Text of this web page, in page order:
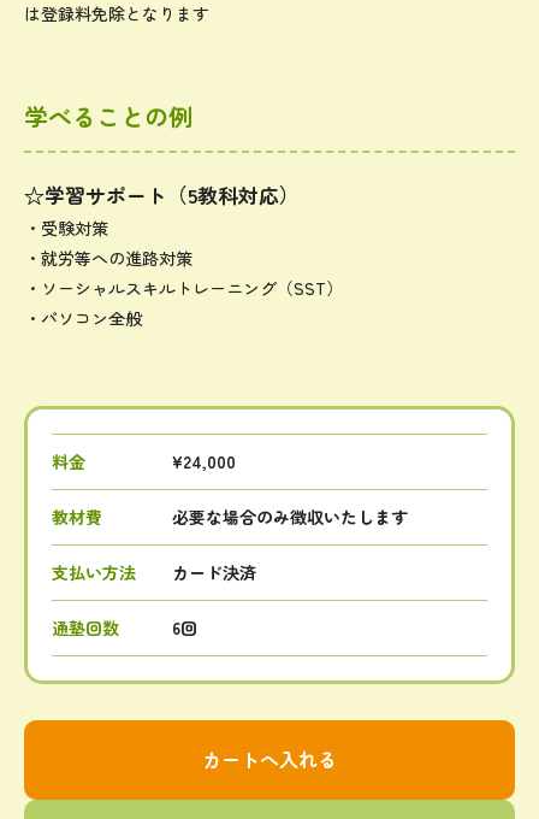
は登録料免除となります
学べることの例
☆学習サポート（5教科対応）
・受験対策
・就労等への進路対策
・ソーシャルスキルトレーニング（SST）
・パソコン全般
料金 ¥24,000
教材費 必要な場合のみ徴収いたします
支払い方法 カード決済
通塾回数 6回